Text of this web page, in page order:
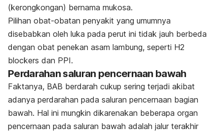
(kerongkongan) bernama mukosa.
Pilihan obat-obatan penyakit yang umumnya
disebabkan oleh luka pada perut ini tidak jauh berbeda
dengan obat penekan asam lambung, seperti H2
blockers dan PPI.
Perdarahan saluran pencernaan bawah
Faktanya, BAB berdarah cukup sering terjadi akibat
adanya perdarahan pada saluran pencernaan bagian
bawah. Hal ini mungkin dikarenakan beberapa organ
pencernaan pada saluran bawah adalah jalur terakhir